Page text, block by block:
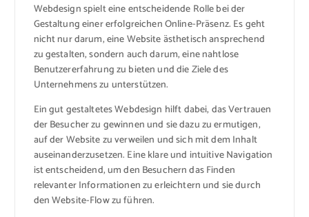
Webdesign spielt eine entscheidende Rolle bei der
Gestaltung einer erfolgreichen Online-Präsenz. Es geht
nicht nur darum, eine Website ästhetisch ansprechend
zu gestalten, sondern auch darum, eine nahtlose
Benutzererfahrung zu bieten und die Ziele des
Unternehmens zu unterstützen.
Ein gut gestaltetes Webdesign hilft dabei, das Vertrauen
der Besucher zu gewinnen und sie dazu zu ermutigen,
auf der Website zu verweilen und sich mit dem Inhalt
auseinanderzusetzen. Eine klare und intuitive Navigation
ist entscheidend, um den Besuchern das Finden
relevanter Informationen zu erleichtern und sie durch
den Website-Flow zu führen.